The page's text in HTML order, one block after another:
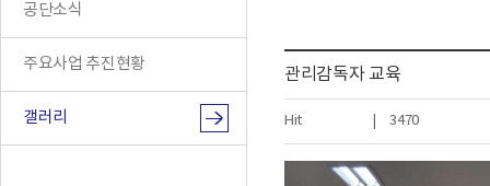
공단소식
주요사업 추진현황
갤러리
관리감독자 교육
Hit 3470